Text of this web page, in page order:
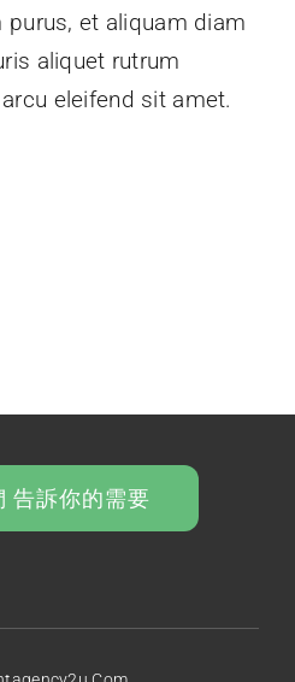
et aliquam diam
aliquet rutrum
eleifend sit amet.
告訴你的需要